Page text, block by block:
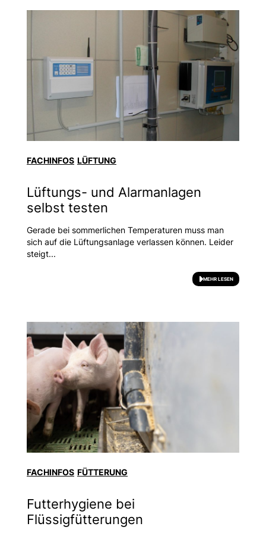
FACHINFOS LÜFTUNG
Lüftungs- und Alarmanlagen
selbst testen
Gerade bei sommerlichen Temperaturen muss man
sich auf die Lüftungsanlage verlassen können. Leider
steigt...
MEHR LESEN
FACHINFOS FÜTTERUNG
Futterhygiene bei
Flüssigfütterungen